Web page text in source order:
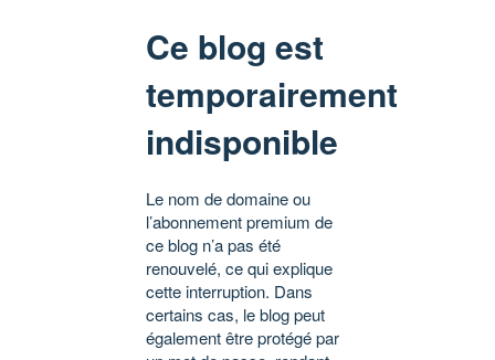
Ce blog est
temporairement
indisponible
Le nom de domaine ou
l’abonnement premium de
ce blog n’a pas été
renouvelé, ce qui explique
cette interruption. Dans
certains cas, le blog peut
également être protégé par